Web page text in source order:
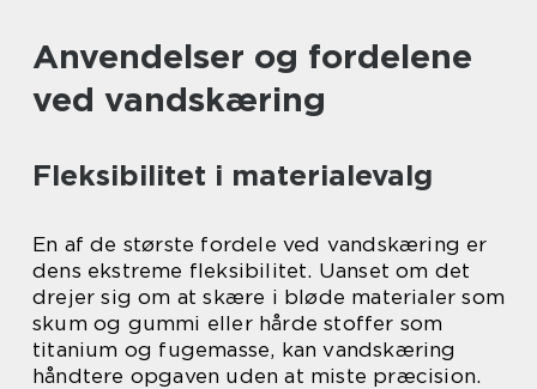
Anvendelser og fordelene
ved vandskæring
Fleksibilitet i materialevalg
En af de største fordele ved vandskæring er
dens ekstreme fleksibilitet. Uanset om det
drejer sig om at skære i bløde materialer som
skum og gummi eller hårde stoffer som
titanium og fugemasse, kan vandskæring
håndtere opgaven uden at miste præcision.